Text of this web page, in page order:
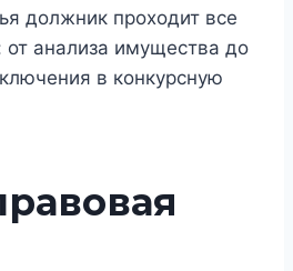
должник проходит все
анализа имущества до
в конкурсную